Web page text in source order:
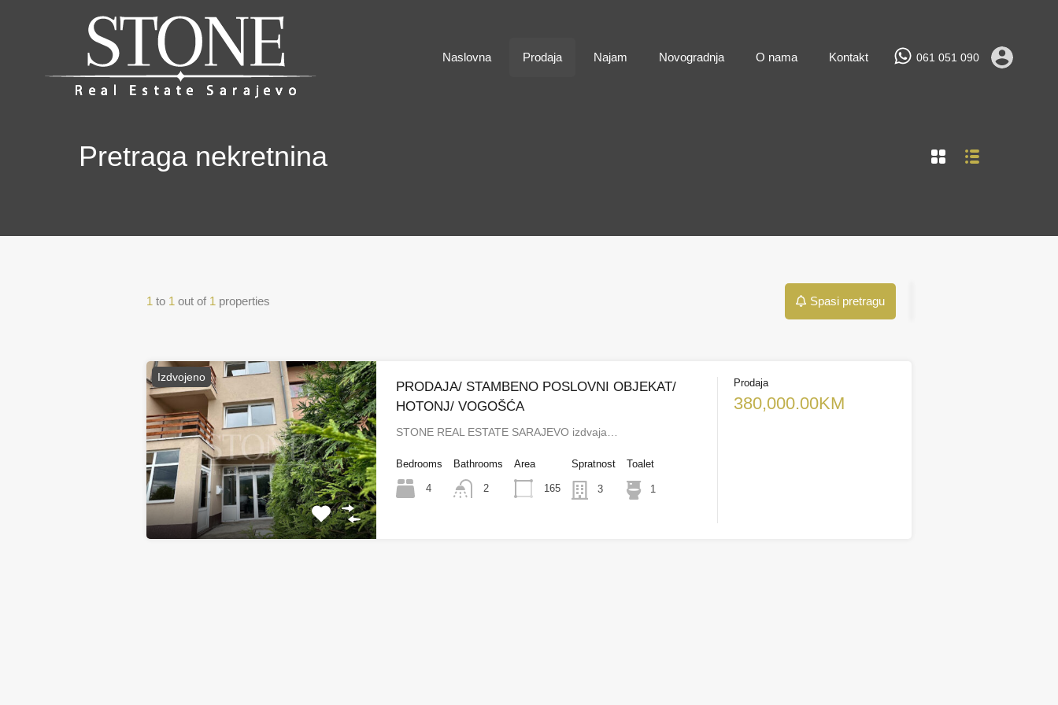
Naslovna Prodaja Najam Novogradnja O nama Kontakt 061 051 090
Pretraga nekretnina
1 to 1 out of 1 properties Spasi pretragu
Izdvojeno
PRODAJA/ STAMBENO POSLOVNI OBJEKAT/
HOTONJ/ VOGOŠĆA
STONE REAL ESTATE SARAJEVO izdvaja…
Bedrooms
4
Bathrooms
2
Area
165
Spratnost
3
Toalet
1
Prodaja
380,000.00KM